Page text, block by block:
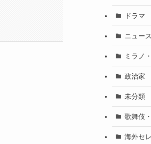
ドラマ
ニュース
ミラノ
政治家
未分類
歌舞伎
海外セ